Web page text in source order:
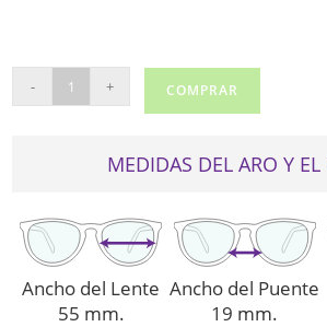
DICAPRIO
219
- + COMPRAR
MEDIDAS DEL ARO Y EL
Ancho del Lente
55 mm.
Ancho del Puente
19 mm.